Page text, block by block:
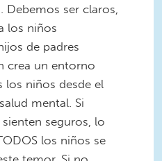
Debemos ser claros,
los niños
de padres
crea un entorno
los niños desde el
mental. Si
seguros, lo
los niños se